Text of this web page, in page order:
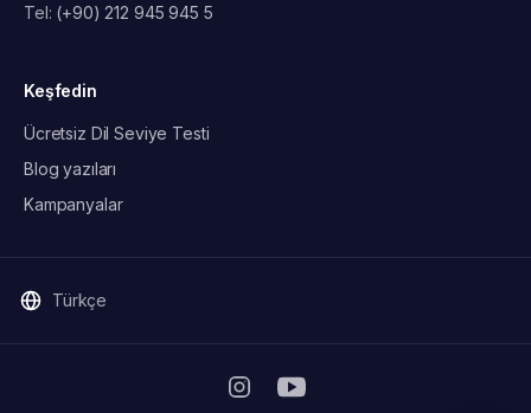
Tel: (+90) 212 945 945 5
Keşfedin
Ücretsiz Dil Seviye Testi
Blog yazıları
Kampanyalar
Türkçe